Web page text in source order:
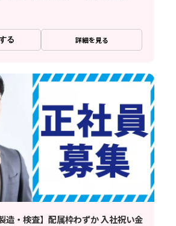
る 詳細を見る
造・検査】配属枠わずか 入社祝い金